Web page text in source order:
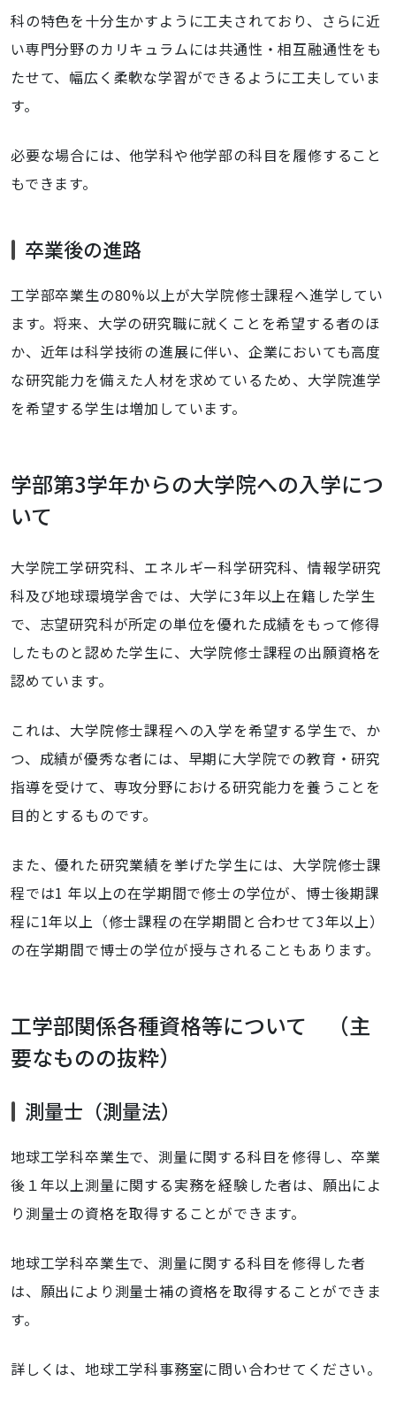
科の特色を十分生かすように工夫されており、さらに近
い専門分野のカリキュラムには共通性・相互融通性をも
たせて、幅広く柔軟な学習ができるように工夫していま
す。
必要な場合には、他学科や他学部の科目を履修すること
もできます。
卒業後の進路
工学部卒業生の80%以上が大学院修士課程へ進学してい
ます。将来、大学の研究職に就くことを希望する者のほ
か、近年は科学技術の進展に伴い、企業においても高度
な研究能力を備えた人材を求めているため、大学院進学
を希望する学生は増加しています。
学部第3学年からの大学院への入学につ
いて
大学院工学研究科、エネルギー科学研究科、情報学研究
科及び地球環境学舎では、大学に3年以上在籍した学生
で、志望研究科が所定の単位を優れた成績をもって修得
したものと認めた学生に、大学院修士課程の出願資格を
認めています。
これは、大学院修士課程への入学を希望する学生で、か
つ、成績が優秀な者には、早期に大学院での教育・研究
指導を受けて、専攻分野における研究能力を養うことを
目的とするものです。
また、優れた研究業績を挙げた学生には、大学院修士課
程では1 年以上の在学期間で修士の学位が、博士後期課
程に1年以上（修士課程の在学期間と合わせて3年以上）
の在学期間で博士の学位が授与されることもあります。
工学部関係各種資格等について （主
要なものの抜粋）
測量士（測量法）
地球工学科卒業生で、測量に関する科目を修得し、卒業
後１年以上測量に関する実務を経験した者は、願出によ
り測量士の資格を取得することができます。
地球工学科卒業生で、測量に関する科目を修得した者
は、願出により測量士補の資格を取得することができま
す。
詳しくは、地球工学科事務室に問い合わせてください。